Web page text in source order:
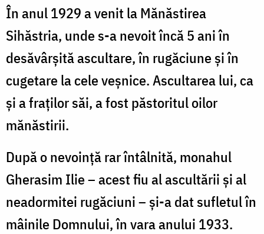
În anul 1929 a venit la Mănăstirea
Sihăstria, unde s-a nevoit încă 5 ani în
desăvârşită ascultare, în rugăciune şi în
cugetare la cele veşnice. Ascultarea lui, ca
şi a fraţilor săi, a fost păstoritul oilor
mănăstirii.
După o nevoinţă rar întâlnită, monahul
Gherasim Ilie – acest fiu al ascultării şi al
neadormitei rugăciuni – şi-a dat sufletul în
mâinile Domnului, în vara anului 1933.